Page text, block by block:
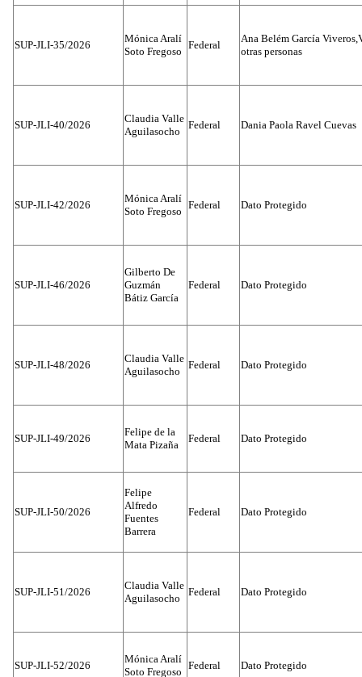
SUP-JLI-35/2026
Mónica Aralí
Soto Fregoso
Federal
Ana Belém García
otras personas
SUP-JLI-40/2026
Claudia Valle
Aguilasocho
Federal Dania Paola Ravel Cuevas
SUP-JLI-42/2026
Mónica Aralí
Soto Fregoso
Federal Dato Protegido
SUP-JLI-46/2026
Gilberto De
Guzmán
Bátiz García
Federal Dato Protegido
SUP-JLI-48/2026
Claudia Valle
Aguilasocho
Federal Dato Protegido
SUP-JLI-49/2026
Felipe de la
Mata Pizaña
Federal Dato Protegido
SUP-JLI-50/2026
Felipe
Alfredo
Fuentes
Barrera
Federal Dato Protegido
SUP-JLI-51/2026
Claudia Valle
Aguilasocho
Federal Dato Protegido
SUP-JLI-52/2026
Mónica Aralí
Soto Fregoso
Federal Dato Protegido